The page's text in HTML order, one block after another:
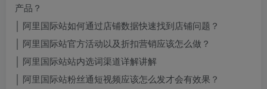
产品？
│ 阿里国际站如何通过店铺数据快速找到店铺问题？
│ 阿里国际站官方活动以及折扣营销应该怎么做？
│ 阿里国际站站内选词渠道详解讲解
│ 阿里国际站粉丝通短视频应该怎么发才会有效果？